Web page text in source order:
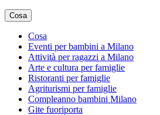
Cosa
Cosa
Eventi per bambini a Milano
Attività per ragazzi a Milano
Arte e cultura per famiglie
Ristoranti per famiglie
Agriturismi per famiglie
Compleanno bambini Milano
Gite fuoriporta